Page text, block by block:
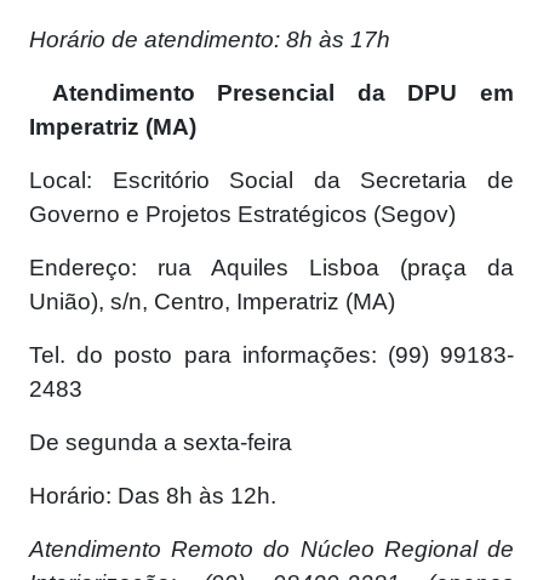
Horário de atendimento: 8h às 17h
Atendimento Presencial da DPU em
Imperatriz (MA)
Local: Escritório Social da Secretaria de
Governo e Projetos Estratégicos (Segov)
Endereço: rua Aquiles Lisboa (praça da
União), s/n, Centro, Imperatriz (MA)
Tel. do posto para informações: (99) 99183-
2483
De segunda a sexta-feira
Horário: Das 8h às 12h.
Atendimento Remoto do Núcleo Regional de